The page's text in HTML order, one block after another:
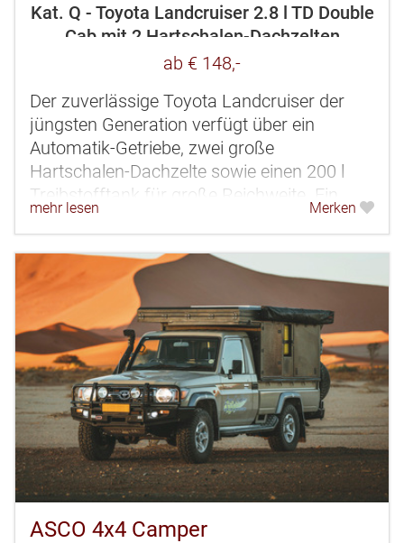
Kat. Q - Toyota Landcruiser 2.8 l TD Double
Cab mit 2 Hartschalen-Dachzelten
ab € 148,-
Der zuverlässige Toyota Landcruiser der
jüngsten Generation verfügt über ein
Automatik-Getriebe, zwei große
Hartschalen-Dachzelte sowie einen 200 l
Treibstofftank für große Reichweite. Ein
robuster und kraftvoller 4x4-Camper für 3-
4...
mehr lesen Merken
ASCO 4x4 Camper